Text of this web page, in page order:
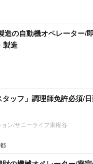
造の自動機オペレーター/
製造
タッフ」調理師免許必須/
ン/サニーライフ東糀谷